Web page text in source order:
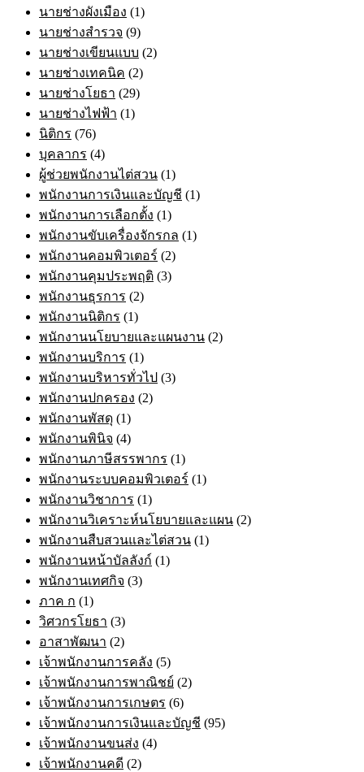
นายช่างผังเมือง (1)
นายช่างสำรวจ (9)
นายช่างเขียนแบบ (2)
นายช่างเทคนิค (2)
นายช่างโยธา (29)
นายช่างไฟฟ้า (1)
นิติกร (76)
บุคลากร (4)
ผู้ช่วยพนักงานไต่สวน (1)
พนักงานการเงินและบัญชี (1)
พนักงานการเลือกตั้ง (1)
พนักงานขับเครื่องจักรกล (1)
พนักงานคอมพิวเตอร์ (2)
พนักงานคุมประพฤติ (3)
พนักงานธุรการ (2)
พนักงานนิติกร (1)
พนักงานนโยบายและแผนงาน (2)
พนักงานบริการ (1)
พนักงานบริหารทั่วไป (3)
พนักงานปกครอง (2)
พนักงานพัสดุ (1)
พนักงานพินิจ (4)
พนักงานภาษีสรรพากร (1)
พนักงานระบบคอมพิวเตอร์ (1)
พนักงานวิชาการ (1)
พนักงานวิเคราะห์นโยบายและแผน (2)
พนักงานสืบสวนและไต่สวน (1)
พนักงานหน้าบัลลังก์ (1)
พนักงานเทศกิจ (3)
ภาค ก (1)
วิศวกรโยธา (3)
อาสาพัฒนา (2)
เจ้าพนักงานการคลัง (5)
เจ้าพนักงานการพาณิชย์ (2)
เจ้าพนักงานการเกษตร (6)
เจ้าพนักงานการเงินและบัญชี (95)
เจ้าพนักงานขนส่ง (4)
เจ้าพนักงานคดี (2)